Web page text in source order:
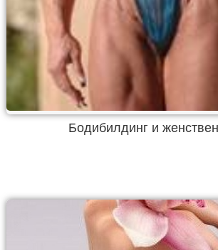
Бодибилдинг и